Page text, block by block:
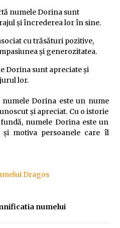
numele Dorina sunt
și încrederea lor în sine.
cu trăsături pozitive,
și generozitatea.
Dorina sunt apreciate și
lor.
Dorina este un nume
și apreciat. Cu o istorie
numele Dorina este un
motiva persoanele care îl
Dragos
numelui